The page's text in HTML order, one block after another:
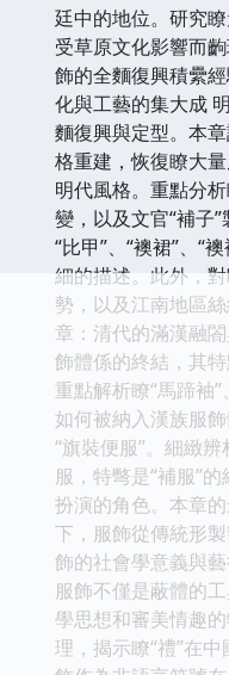
廷中的地位。研究
受草原文化影響而
飾的全麵復興積纍
化與工藝的集大成
麵復興與定型。本
格重建，恢復瞭大
明代風格。重點分
變，以及文官“補子
“比甲”、“襖裙”、“
細的描述。此外，
勢，以及江南地區
章：清代的滿漢融
飾體係的終結，其
重點解析瞭“馬蹄袖
如何被納入漢族服
“旗裝便服”。細緻
服，特彆是“補服”
扮演的角色。本章
下，服飾從傳統形
飾的社會學意義與
服飾不僅是蔽體的
學思想和審美情趣
理，揭示瞭“禮”在